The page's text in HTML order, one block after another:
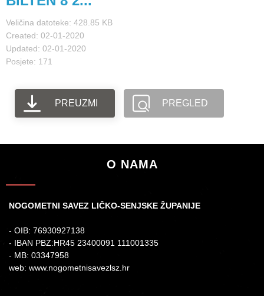
Veličina datoteke: 428.85 KB
Created: 02-01-2020
Updated: 02-01-2020
Posjete: 171
PREUZMI PREGLED
O NAMA
NOGOMETNI SAVEZ LIČKO-SENJSKE ŽUPANIJE
- OIB: 76930927138
- IBAN PBZ:HR45 23400091 111001335
- MB: 03347958
web: www.nogometnisavezlsz.hr